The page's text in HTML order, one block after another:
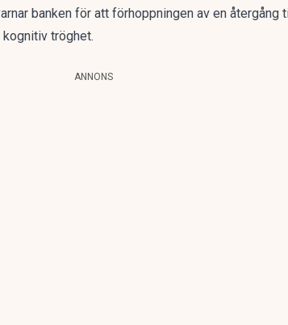
banken för att förhoppningen av en
tröghet.
ANNONS